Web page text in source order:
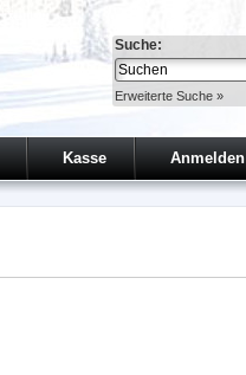
Suche:
Erweiterte Suche »
Kasse Anmelden